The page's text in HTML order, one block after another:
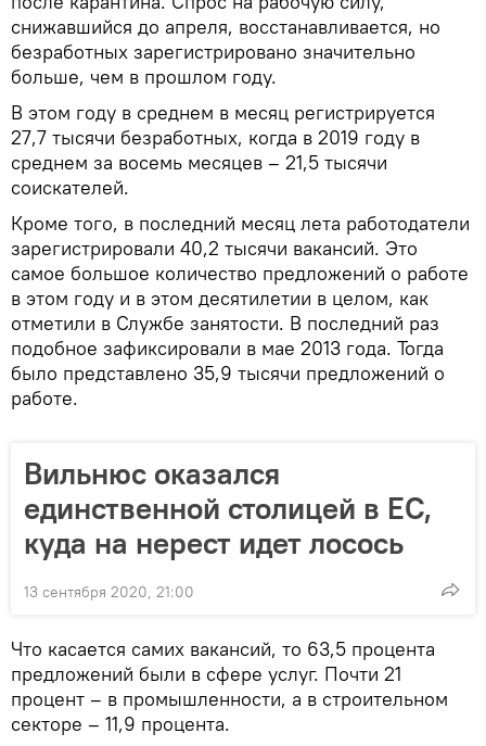
снижавшийся до апреля, восстанавливается, но
безработных зарегистрировано значительно
больше, чем в прошлом году.
В этом году в среднем в месяц регистрируется
27,7 тысячи безработных, когда в 2019 году в
среднем за восемь месяцев – 21,5 тысячи
соискателей.
Кроме того, в последний месяц лета работодатели
зарегистрировали 40,2 тысячи вакансий. Это
самое большое количество предложений о работе
в этом году и в этом десятилетии в целом, как
отметили в Службе занятости. В последний раз
подобное зафиксировали в мае 2013 года. Тогда
было представлено 35,9 тысячи предложений о
работе.
Вильнюс оказался
единственной столицей в ЕС,
куда на нерест идет лосось
13 сентября 2020, 21:00
Что касается самих вакансий, то 63,5 процента
предложений были в сфере услуг. Почти 21
процент – в промышленности, а в строительном
секторе – 11,9 процента.